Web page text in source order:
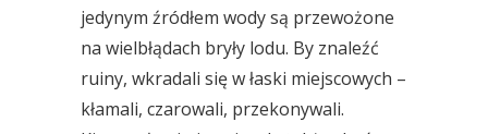
jedynym źródłem wody są przewożone
na wielbłądach bryły lodu. By znaleźć
ruiny, wkradali się w łaski miejscowych –
kłamali, czarowali, przekonywali.